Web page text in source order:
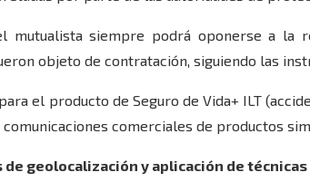
mutualista siempre podrá oponerse a la
objeto de contratación, siguiendo las
el producto de Seguro de Vida+ ILT
comerciales de productos
de geolocalización y aplicación de